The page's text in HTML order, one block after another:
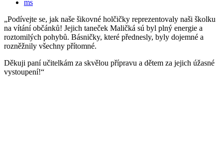
ms
„Podívejte se, jak naše šikovné holčičky reprezentovaly naši školku
na vítání občánků! Jejich taneček Maličká sú byl plný energie a
roztomilých pohybů. Básničky, které přednesly, byly dojemné a
rozněžnily všechny přítomné.
Děkuji paní učitelkám za skvělou přípravu a dětem za jejich úžasné
vystoupení!“